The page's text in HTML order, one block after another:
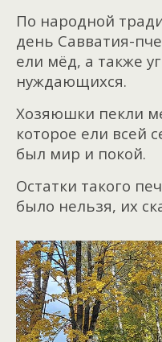
По народной
день Савватия-
ели мёд, а также
нуждающихся.
Хозяюшки пекли
которое ели всей
был мир и покой.
Остатки такого
было нельзя, их